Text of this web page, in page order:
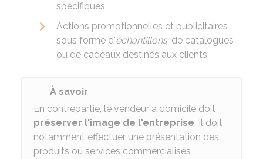
spécifiques
Actions promotionnelles et publicitaires
sous forme d'échantillons, de catalogues
ou de cadeaux destinés aux clients.
À savoir
En contrepartie, le vendeur à domicile doit
préserver l'image de l'entreprise. Il doit
notamment effectuer une présentation des
produits ou services commercialisés